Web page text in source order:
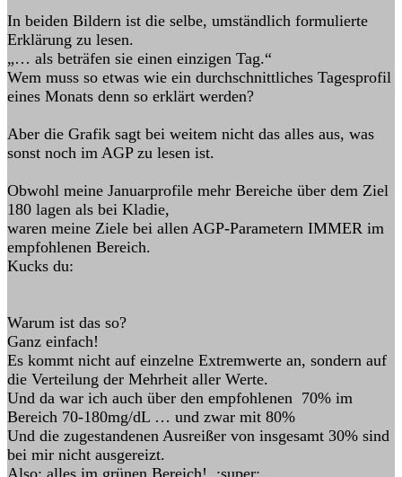
In beiden Bildern ist die selbe, umständlich formulierte
Erklärung zu lesen.
„… als beträfen sie einen einzigen Tag.“
Wem muss so etwas wie ein durchschnittliches Tagesprofil
eines Monats denn so erklärt werden?
Aber die Grafik sagt bei weitem nicht das alles aus, was
sonst noch im AGP zu lesen ist.
Obwohl meine Januarprofile mehr Bereiche über dem Ziel
180 lagen als bei Kladie,
waren meine Ziele bei allen AGP-Parametern IMMER im
empfohlenen Bereich.
Kucks du:
Warum ist das so?
Ganz einfach!
Es kommt nicht auf einzelne Extremwerte an, sondern auf
die Verteilung der Mehrheit aller Werte.
Und da war ich auch über den empfohlenen 70% im
Bereich 70-180mg/dL … und zwar mit 80%
Und die zugestandenen Ausreißer von insgesamt 30% sind
bei mir nicht ausgereizt.
Also: alles im grünen Bereich! :super: